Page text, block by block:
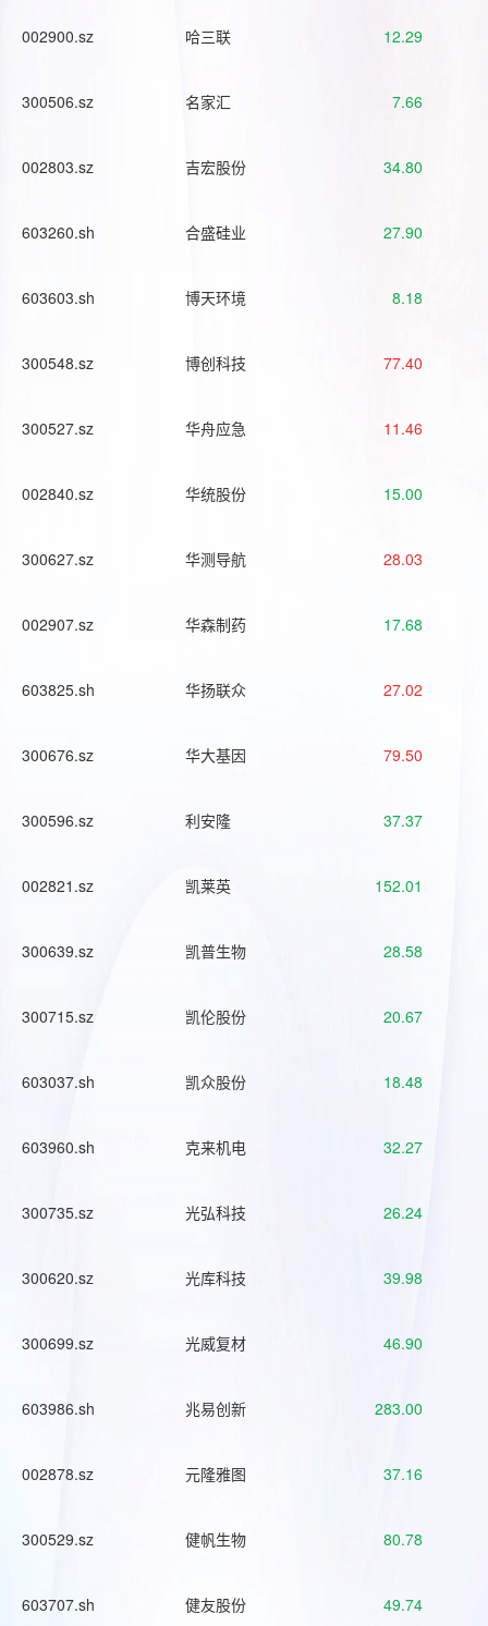
002900.sz 哈三联 12.29
300506.sz 名家汇 7.66
002803.sz 吉宏股份 34.80
603260.sh 合盛硅业 27.90
603603.sh 博天环境 8.18
300548.sz 博创科技 77.40
300527.sz 华舟应急 11.46
002840.sz 华统股份 15.00
300627.sz 华测导航 28.03
002907.sz 华森制药 17.68
603825.sh 华扬联众 27.02
300676.sz 华大基因 79.50
300596.sz 利安隆 37.37
002821.sz 凯莱英 152.01
300639.sz 凯普生物 28.58
300715.sz 凯伦股份 20.67
603037.sh 凯众股份 18.48
603960.sh 克来机电 32.27
300735.sz 光弘科技 26.24
300620.sz 光库科技 39.98
300699.sz 光威复材 46.90
603986.sh 兆易创新 283.00
002878.sz 元隆雅图 37.16
300529.sz 健帆生物 80.78
603707.sh 健友股份 49.74